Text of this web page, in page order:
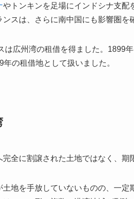
やトンキンを足場にインドシナ支配
スは、さらに南中国にも影響圏を
は広州湾の租借を得ました。1899
の租借地として扱いました。
全に割譲された土地ではなく、期
土地を手放していないものの、一